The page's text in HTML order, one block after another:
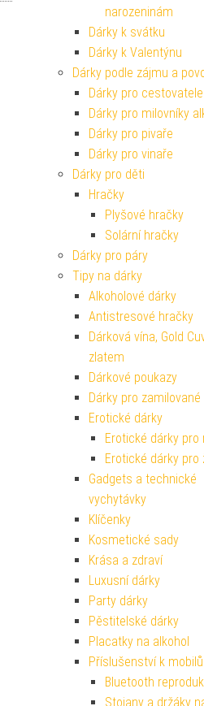
narozeninám
Dárky k svátku
Dárky k Valentýnu
Dárky podle zájmu a
Dárky pro cestovatele
Dárky pro milovníky
Dárky pro pivaře
Dárky pro vinaře
Dárky pro děti
Hračky
Plyšové hračky
Solární hračky
Dárky pro páry
Tipy na dárky
Alkoholové dárky
Antistresové hračky
Dárková vína, Gold
zlatem
Dárkové poukazy
Dárky pro zamilované
Erotické dárky
Erotické dárky pro
Erotické dárky pro
Gadgets a technické
vychytávky
Klíčenky
Kosmetické sady
Krása a zdraví
Luxusní dárky
Party dárky
Pěstitelské dárky
Placatky na alkohol
Příslušenství k
Bluetooth
Stojany a držáky